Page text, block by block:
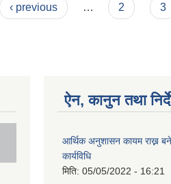
‹ previous … 2 3
ऐन, कानुन तथा
आर्थिक अनुशासन कायम राख्न
कार्यविधि
मिति: 05/05/2022 - 16:21